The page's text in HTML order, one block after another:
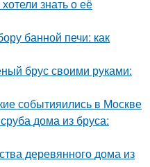
знать о её
банной печи: как
брус своими руками:
событияились в Москве
дома из бруса:
деревянного дома из